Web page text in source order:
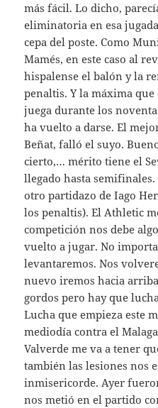
más fácil. Lo dicho,
eliminatoria en esa
cepa del poste. Como
Mamés, en este caso al
hispalense el balón y la
penaltis. Y la máxima
juega durante los
ha vuelto a darse. El
Beñat, falló el suyo.
cierto,… mérito tiene el
llegado hasta
otro partidazo de Iago
los penaltis). El Athletic
competición nos debe
vuelto a jugar. No
levantaremos. Nos
nuevo iremos hacia
gordos pero hay que
Lucha que empieza este
mediodía contra el
Valverde me va a tener
también las lesiones nos
inmisericorde. Ayer
nos metió en el partido